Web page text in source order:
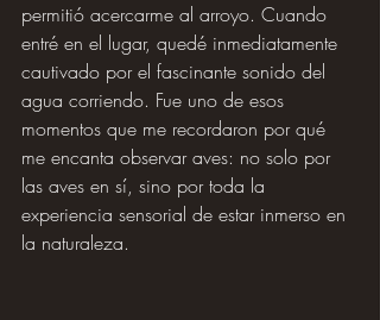
permitió acercarme al arroyo. Cuando
entré en el lugar, quedé inmediatamente
cautivado por el fascinante sonido del
agua corriendo. Fue uno de esos
momentos que me recordaron por qué
me encanta observar aves: no solo por
las aves en sí, sino por toda la
experiencia sensorial de estar inmerso en
la naturaleza.